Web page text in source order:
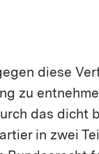
diese
zu
das dicht
in zwei